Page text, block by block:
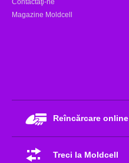
Contactaţi-ne
Magazine Moldcell
Reîncărcare online
Treci la Moldcell